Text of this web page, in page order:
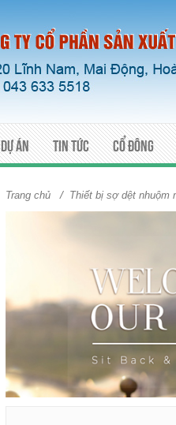
Dự án Tin tức Cổ đông
Trang chủ/ Thiết bị sợ dệt nhuộm